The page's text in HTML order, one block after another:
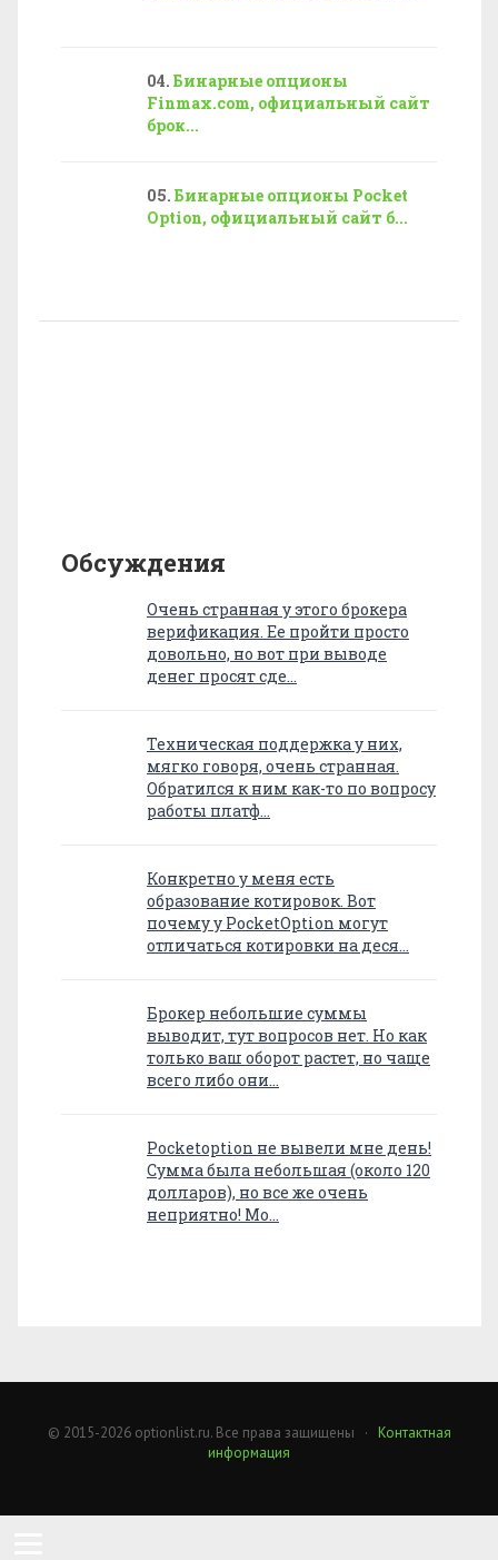
Бинарные опционы
Finmax.com, официальный сайт
брок...
Бинарные опционы Pocket
Option, официальный сайт б...
Обсуждения
Очень странная у этого брокера
верификация. Ее пройти просто
довольно, но вот при выводе
денег просят сде…
Техническая поддержка у них,
мягко говоря, очень странная.
Обратился к ним как-то по вопросу
работы платф…
Конкретно у меня есть
образование котировок. Вот
почему у PocketOption могут
отличаться котировки на деся…
Брокер небольшие суммы
выводит, тут вопросов нет. Но как
только ваш оборот растет, но чаще
всего либо они…
Pocketoption не вывели мне день!
Сумма была небольшая (около 120
долларов), но все же очень
неприятно! Мо…
© 2015-2026 optionlist.ru. Все права защищены · Контактная
информация